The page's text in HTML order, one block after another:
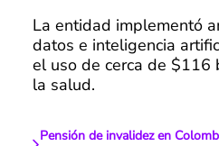
La entidad implementó
datos e inteligencia
el uso de cerca de $116
la salud.
Pensión de invalidez en